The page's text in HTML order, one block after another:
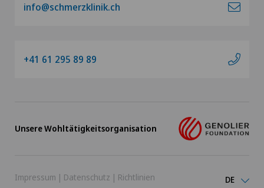
info@schmerzklinik.ch
+41 61 295 89 89
Unsere Wohltätigkeitsorganisation
Impressum | Datenschutz | Richtlinien DE